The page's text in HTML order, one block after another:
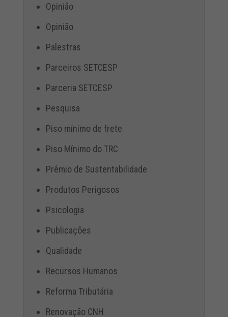
Opinião
Opinião
Palestras
Parceiros SETCESP
Parceria SETCESP
Pesquisa
Piso mínimo de frete
Piso Mínimo do TRC
Prêmio de Sustentabilidade
Produtos Perigosos
Psicologia
Publicações
Qualidade
Recursos Humanos
Reforma Tributária
Renovação CNH